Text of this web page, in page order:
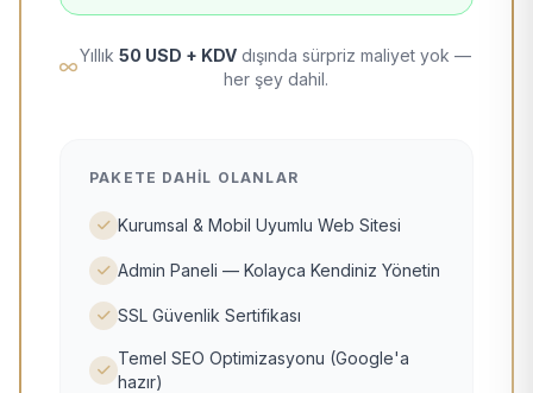
Yıllık 50 USD + KDV dışında sürpriz maliyet yok —
her şey dahil.
PAKETE DAHIL OLANLAR
Kurumsal & Mobil Uyumlu Web Sitesi
Admin Paneli — Kolayca Kendiniz Yönetin
SSL Güvenlik Sertifikası
Temel SEO Optimizasyonu (Google'a
hazır)